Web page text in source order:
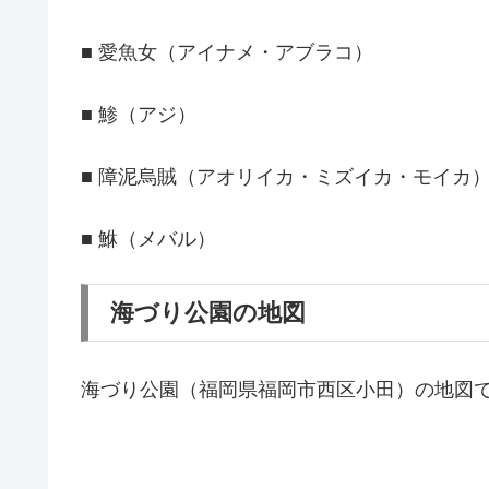
■ 愛魚女（アイナメ・アブラコ）
■ 鯵（アジ）
■ 障泥烏賊（アオリイカ・ミズイカ・モイカ）
■ 鮴（メバル）
海づり公園の地図
海づり公園（福岡県福岡市西区小田）の地図で